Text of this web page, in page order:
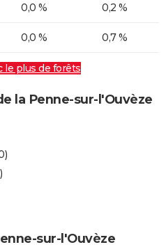
0,0 % 0,2 %
0,0 % 0,7 %
le plus de forêts
la Penne-sur-l'Ouvèze
sur-l'Ouvèze